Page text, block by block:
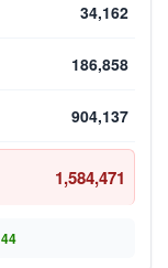
34,162
186,858
904,137
1,584,471